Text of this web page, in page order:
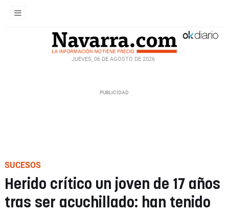
JUEVES, 06 DE AGOSTO DE 2026
SUCESOS
Herido crítico un joven de 17 años
tras ser acuchillado: han tenido